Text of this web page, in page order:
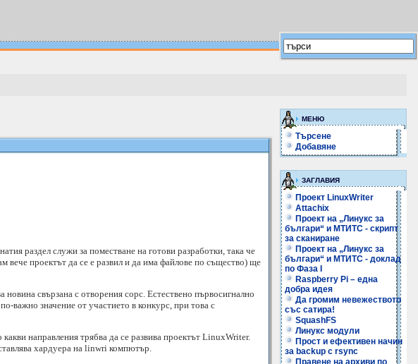
раздел служи за поместване на готови разработки, така че
вече проектът да се е развил и да има файлове по същество) ще
новина свързана с отворения сорс. Естествено първосигнално
важно значение от участието в конкурс, при това с
направления трябва да се развива проектът LinuxWriter.
хардуера на linwri компютър.
МЕНЮ
Търсене
Добавяне
ЗАГЛАВИЯ
Проект LinuxWriter
Attachix
Проект на „Линукс за
българи“ и МТИТС - скрипт
за сканиране
Проект на „Линукс за
българи“ и МТИТС - доклад
по Фаза I
Raspberry Pi – една
добра идея
Да громим невежеството
със сатира!
SquashFS
Линукс модули
Прост и ефективен начин
за backup с rsync
Правене на архиви по